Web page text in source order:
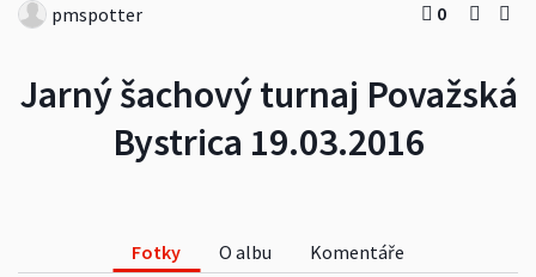
Jarný šachový turnaj Považská
Bystrica 19.03.2016
pmspotter 0
Fotky O albu Komentáře